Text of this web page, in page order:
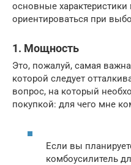
основные
ориентироваться при
1. Мощность
Это, пожалуй, самая
которой следует
вопрос, на который
покупкой: для чего мне
Если вы
комбоусилитель